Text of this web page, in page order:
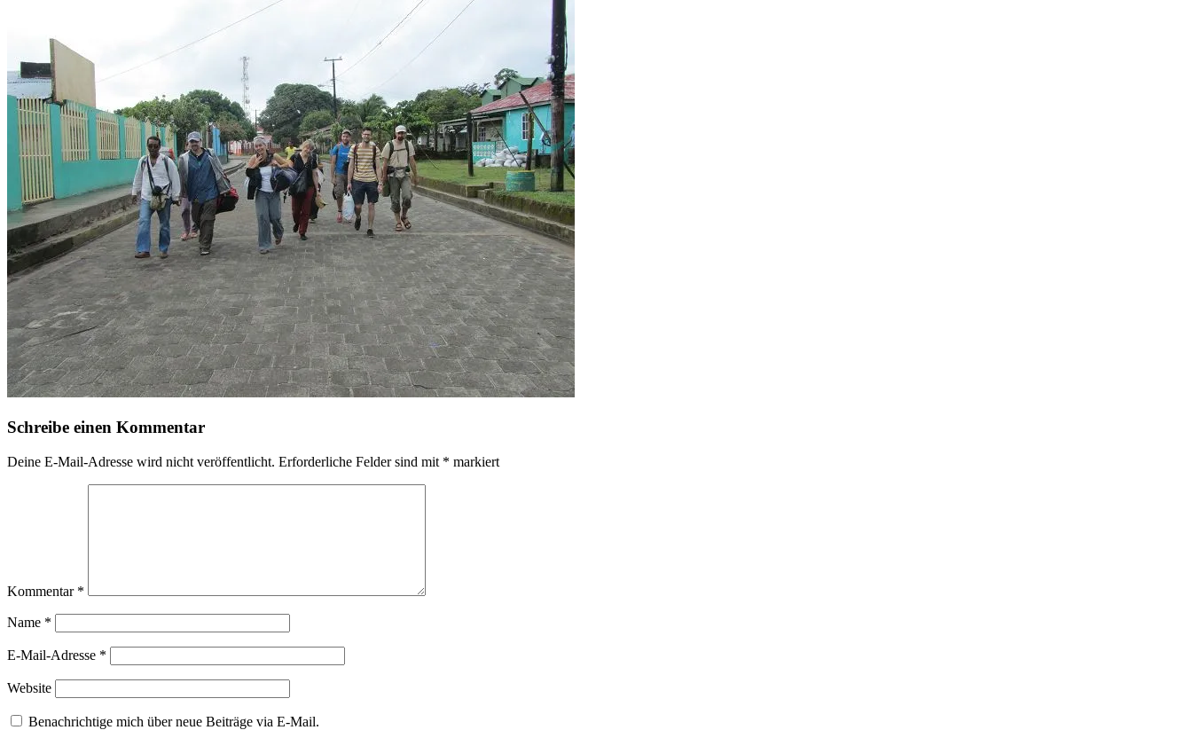
Schreibe einen Kommentar
Deine E-Mail-Adresse wird nicht veröffentlicht. Erforderliche Felder sind mit * markiert
Kommentar *
Name *
E-Mail-Adresse *
Website
Benachrichtige mich über neue Beiträge via E-Mail.